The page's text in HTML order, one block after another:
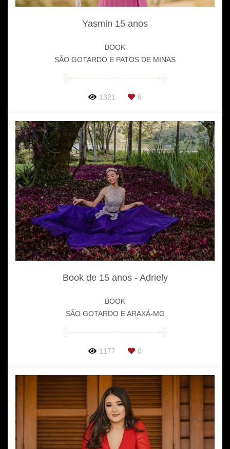
Yasmin 15 anos
BOOK
SÃO GOTARDO E PATOS DE MINAS
1321 6
Book de 15 anos - Adriely
BOOK
SÃO GOTARDO E ARAXÁ-MG
1177 0